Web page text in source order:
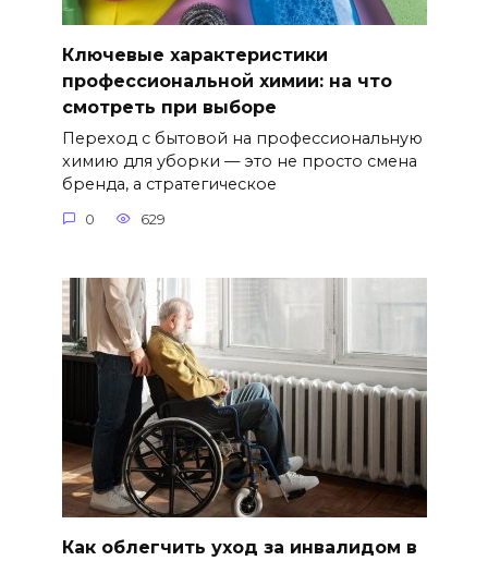
Ключевые характеристики
профессиональной химии: на что
смотреть при выборе
Переход с бытовой на профессиональную
химию для уборки — это не просто смена
бренда, а стратегическое
0 629
Как облегчить уход за инвалидом в